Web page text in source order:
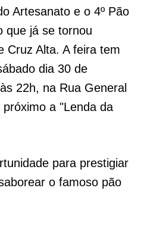
Artesanato e o 4º Pão
que já se tornou
Cruz Alta. A feira tem
dia 30 de
22h, na Rua General
a "Lenda da
para prestigiar
o famoso pão